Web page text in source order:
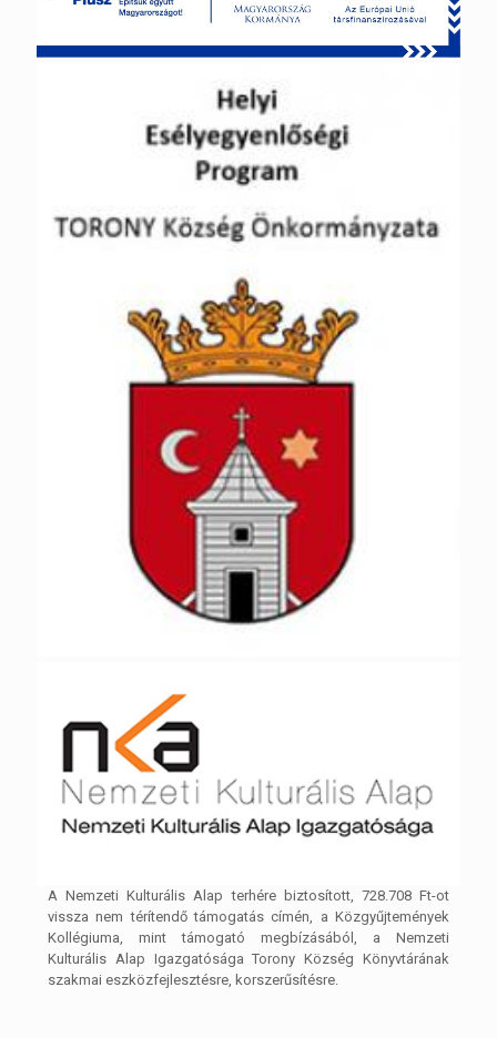
A Nemzeti Kulturális Alap terhére biztosított, 728.708 Ft-ot
vissza nem térítendő támogatás címén, a Közgyűjtemények
Kollégiuma, mint támogató megbízásából, a Nemzeti
Kulturális Alap Igazgatósága Torony Község Könyvtárának
szakmai eszközfejlesztésre, korszerűsítésre.